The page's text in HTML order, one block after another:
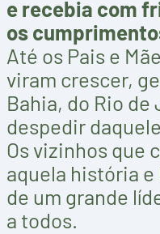
e recebia com
os
Até os Pais e
viram crescer,
Bahia, do Rio de
despedir
Os vizinhos que
aquela história
de um grande
a todos.